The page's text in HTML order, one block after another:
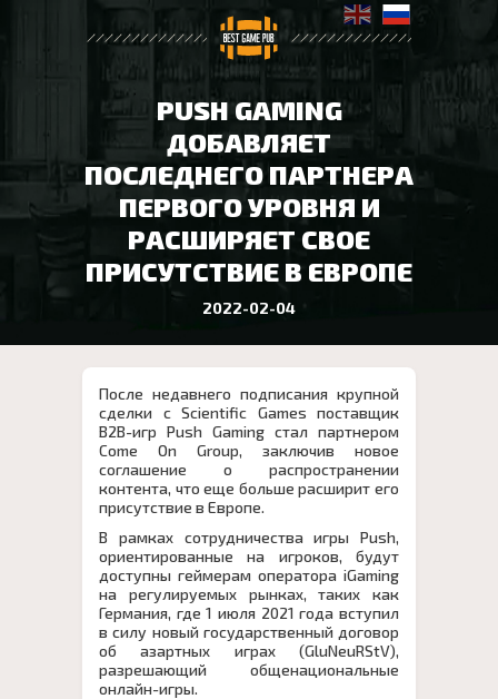
PUSH GAMING
ДОБАВЛЯЕТ
ПОСЛЕДНЕГО ПАРТНЕРА
ПЕРВОГО УРОВНЯ И
РАСШИРЯЕТ СВОЕ
ПРИСУТСТВИЕ В ЕВРОПЕ
2022-02-04
После недавнего подписания крупной
сделки с Scientific Games поставщик
B2B-игр Push Gaming стал партнером
Come On Group, заключив новое
соглашение о распространении
контента, что еще больше расширит его
присутствие в Европе.
В рамках сотрудничества игры Push,
ориентированные на игроков, будут
доступны геймерам оператора iGaming
на регулируемых рынках, таких как
Германия, где 1 июля 2021 года вступил
в силу новый государственный договор
об азартных играх (GluNeuRStV),
разрешающий общенациональные
онлайн-игры.